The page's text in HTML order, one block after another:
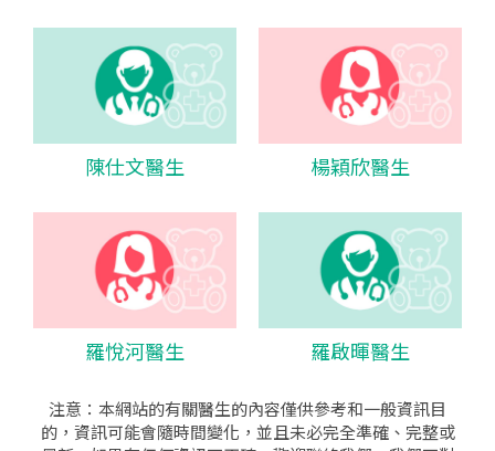
陳仕文醫生 楊穎欣醫生
羅悅河醫生 羅啟暉醫生
注意：本網站的有關醫生的內容僅供參考和一般資訊目
的，資訊可能會隨時間變化，並且未必完全準確、完整或